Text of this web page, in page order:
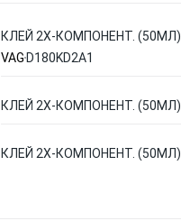
КЛЕЙ 2Х-КОМПОНЕНТ. (50МЛ)
VAG D180KD2A1
КЛЕЙ 2Х-КОМПОНЕНТ. (50МЛ)
КЛЕЙ 2Х-КОМПОНЕНТ. (50МЛ)